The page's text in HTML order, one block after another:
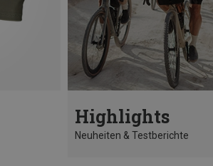
Highlights
Neuheiten & Testberichte